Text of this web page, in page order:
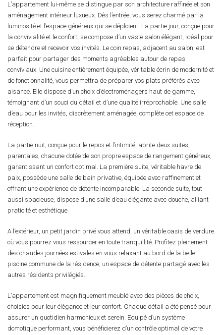
L’appartement lui-même se distingue par son architecture raffinée et son
aménagement intérieur luxueux. Dès l’entrée, vous serez charmé par la
luminosité et l’espace généreux qui se déploient. La partie jour, conçue pour
la convivialité et le confort, se compose d’un vaste salon élégant, idéal pour
se détendre et recevoir vos invités. Le coin repas, adjacent au salon, est
parfait pour partager des moments agréables autour de repas
conviviaux. Une cuisine entièrement équipée, véritable écrin de modernité et
de fonctionnalité, vous permettra de préparer vos plats préférés avec
aisance. Elle dispose d’un choix d’électroménagers haut de gamme,
témoignant d’un souci du détail et d’une qualité irréprochable. Une salle
d’eau pour les invités, discrètement aménagée, complète cet espace de
réception.
La partie nuit, conçue pour le repos et l’intimité, abrite deux suites
parentales, chacune dotée de son propre espace de rangement généreux,
garantissant un confort optimal. La première suite, véritable havre de
paix, possède une salle de bain privative, équipée avec raffinement et
offrant une expérience de détente incomparable. La seconde suite, tout
aussi spacieuse, dispose d’une salle d’eau élégante avec douche, alliant
praticité et esthétique.
A l’extérieur, un petit jardin privé vous attend, un véritable oasis de verdure
où vous pourrez vous ressourcer en toute tranquillité. Profitez pleinement
des chaudes journées estivales en vous relaxant au bord de la belle
piscine commune de la résidence, un espace de détente partagé avec les
autres résidents privilégiés.
L’appartement est magnifiquement meublé avec des pièces de choix,
choisies pour leur élégance et leur confort. Chaque détail a été pensé pour
assurer un quotidien harmonieux et serein. Equipé d’un système
domotique performant, vous bénéficierez d’un contrôle optimal de votre